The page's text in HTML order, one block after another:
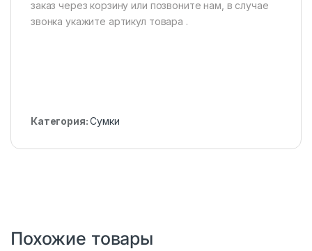
заказ через корзину или позвоните нам, в случае
звонка укажите артикул товара .
Категория:Сумки
Похожие товары